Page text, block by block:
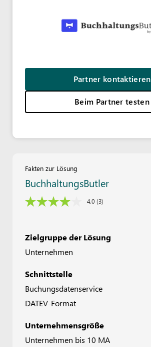
Partner kontaktieren
Beim Partner testen
Fakten zur Lösung
BuchhaltungsButler
4.0 (3)
Zielgruppe der Lösung
Unternehmen
Schnittstelle
Buchungsdatenservice
DATEV-Format
Unternehmensgröße
Unternehmen bis 10 MA